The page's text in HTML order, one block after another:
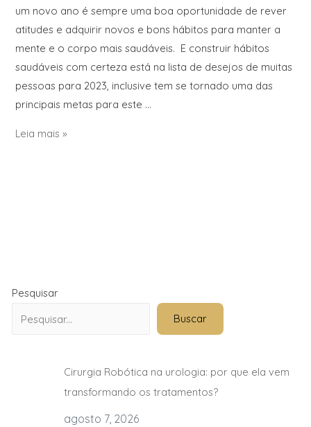
um novo ano é sempre uma boa oportunidade de rever
atitudes e adquirir novos e bons hábitos para manter a
mente e o corpo mais saudáveis. E construir hábitos
saudáveis ​​com certeza está na lista de desejos de muitas
pessoas para 2023, inclusive tem se tornado uma das
principais metas para este …
Leia mais »
Pesquisar
Buscar
Cirurgia Robótica na urologia: por que ela vem
transformando os tratamentos?
agosto 7, 2026